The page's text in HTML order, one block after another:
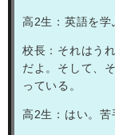
高2生：英語を学
校長：それはう
だよ。そして、
っている。
高2生：はい。苦